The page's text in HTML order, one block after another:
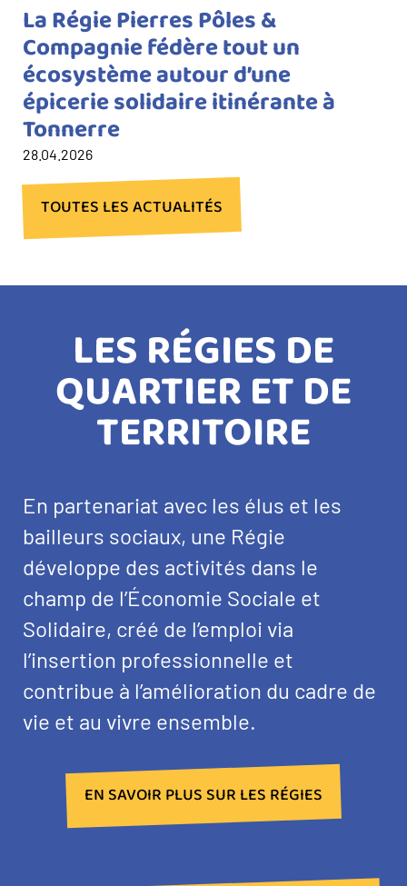
La Régie Pierres Pôles &
Compagnie fédère tout un
écosystème autour d’une
épicerie solidaire itinérante à
Tonnerre
28.04.2026
TOUTES LES ACTUALITÉS
LES RÉGIES DE
QUARTIER ET DE
TERRITOIRE
En partenariat avec les élus et les
bailleurs sociaux, une Régie
développe des activités dans le
champ de l’Économie Sociale et
Solidaire, créé de l’emploi via
l’insertion professionnelle et
contribue à l’amélioration du cadre de
vie et au vivre ensemble.
EN SAVOIR PLUS SUR LES RÉGIES